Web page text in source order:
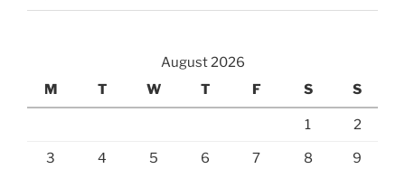
August 2026
M
T W T F S S
1 2
3 4 5 6 7 8 9